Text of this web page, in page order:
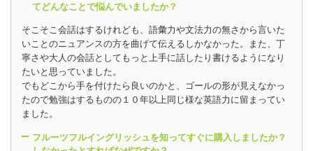
てどんなことで悩んでいましたか？
そこそこ会話はするけれども、語彙力や文法力の無さから言いた
いことのニュアンスの方を曲げて伝えるしかなかった。また、丁
寧さや大人の会話としてもっと上手に話したり書けるようになり
たいと思っていました。
でもどこから手を付けたら良いのかと、ゴールの形が見えなかっ
たので勉強はするものの１０年以上同じ様な英語力に留まってい
ました。
フルーツフルイングリッシュを知ってすぐに購入しましたか？